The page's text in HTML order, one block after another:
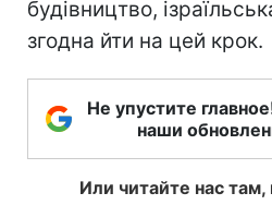
будівництво,
згодна йти на цей крок.
Не упустите
наши
Или читайте нас там,